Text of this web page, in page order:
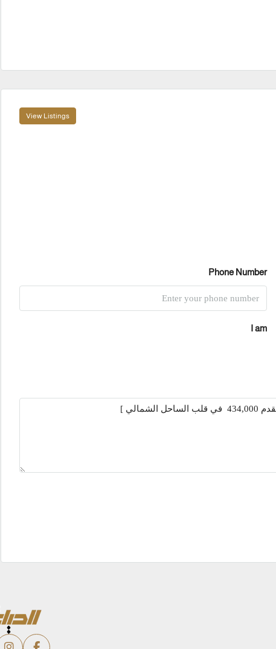
View Listings
Phone Number
I am